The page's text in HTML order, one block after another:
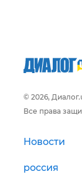
© 2026,
Все права
Новости
россия